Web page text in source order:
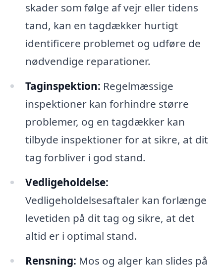
skader som følge af vejr eller tidens
tand, kan en tagdækker hurtigt
identificere problemet og udføre de
nødvendige reparationer.
Taginspektion: Regelmæssige
inspektioner kan forhindre større
problemer, og en tagdækker kan
tilbyde inspektioner for at sikre, at dit
tag forbliver i god stand.
Vedligeholdelse:
Vedligeholdelsesaftaler kan forlænge
levetiden på dit tag og sikre, at det
altid er i optimal stand.
Rensning: Mos og alger kan slides på